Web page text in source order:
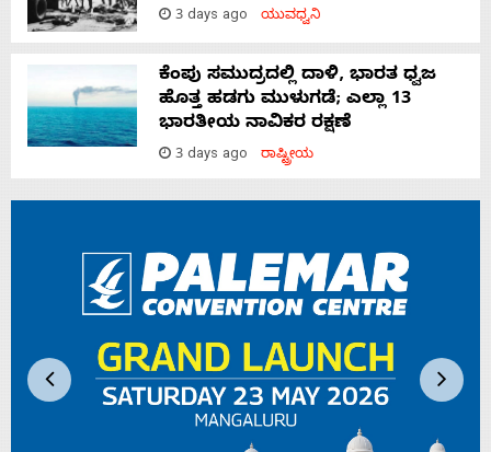
3 days ago ಯುವಧ್ವನಿ
ಕೆಂಪು ಸಮುದ್ರದಲ್ಲಿ ದಾಳಿ, ಭಾರತ ಧ್ವಜ
ಹೊತ್ತ ಹಡಗು ಮುಳುಗಡೆ; ಎಲ್ಲಾ 13
ಭಾರತೀಯ ನಾವಿಕರ ರಕ್ಷಣೆ
3 days ago ರಾಷ್ಟ್ರೀಯ